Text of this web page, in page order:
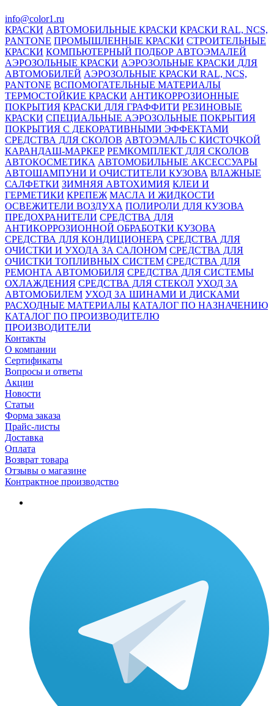
info@color1.ru
КРАСКИ АВТОМОБИЛЬНЫЕ КРАСКИ КРАСКИ RAL, NCS,
PANTONE ПРОМЫШЛЕННЫЕ КРАСКИ СТРОИТЕЛЬНЫЕ
КРАСКИ КОМПЬЮТЕРНЫЙ ПОДБОР АВТОЭМАЛЕЙ
АЭРОЗОЛЬНЫЕ КРАСКИ АЭРОЗОЛЬНЫЕ КРАСКИ ДЛЯ
АВТОМОБИЛЕЙ АЭРОЗОЛЬНЫЕ КРАСКИ RAL, NCS,
PANTONE ВСПОМОГАТЕЛЬНЫЕ МАТЕРИАЛЫ
ТЕРМОСТОЙКИЕ КРАСКИ АНТИКОРРОЗИОННЫЕ
ПОКРЫТИЯ КРАСКИ ДЛЯ ГРАФФИТИ РЕЗИНОВЫЕ
КРАСКИ СПЕЦИАЛЬНЫЕ АЭРОЗОЛЬНЫЕ ПОКРЫТИЯ
ПОКРЫТИЯ С ДЕКОРАТИВНЫМИ ЭФФЕКТАМИ
СРЕДСТВА ДЛЯ СКОЛОВ АВТОЭМАЛЬ С КИСТОЧКОЙ
КАРАНДАШ-МАРКЕР РЕМКОМПЛЕКТ ДЛЯ СКОЛОВ
АВТОКОСМЕТИКА АВТОМОБИЛЬНЫЕ АКСЕССУАРЫ
АВТОШАМПУНИ И ОЧИСТИТЕЛИ КУЗОВА ВЛАЖНЫЕ
САЛФЕТКИ ЗИМНЯЯ АВТОХИМИЯ КЛЕИ И
ГЕРМЕТИКИ КРЕПЕЖ МАСЛА И ЖИДКОСТИ
ОСВЕЖИТЕЛИ ВОЗДУХА ПОЛИРОЛИ ДЛЯ КУЗОВА
ПРЕДОХРАНИТЕЛИ СРЕДСТВА ДЛЯ
АНТИКОРРОЗИОННОЙ ОБРАБОТКИ КУЗОВА
СРЕДСТВА ДЛЯ КОНДИЦИОНЕРА СРЕДСТВА ДЛЯ
ОЧИСТКИ И УХОДА ЗА САЛОНОМ СРЕДСТВА ДЛЯ
ОЧИСТКИ ТОПЛИВНЫХ СИСТЕМ СРЕДСТВА ДЛЯ
РЕМОНТА АВТОМОБИЛЯ СРЕДСТВА ДЛЯ СИСТЕМЫ
ОХЛАЖДЕНИЯ СРЕДСТВА ДЛЯ СТЕКОЛ УХОД ЗА
АВТОМОБИЛЕМ УХОД ЗА ШИНАМИ И ДИСКАМИ
РАСХОДНЫЕ МАТЕРИАЛЫ КАТАЛОГ ПО НАЗНАЧЕНИЮ
КАТАЛОГ ПО ПРОИЗВОДИТЕЛЮ
ПРОИЗВОДИТЕЛИ
Контакты
О компании
Сертификаты
Вопросы и ответы
Акции
Новости
Статьи
Форма заказа
Прайс-листы
Доставка
Оплата
Возврат товара
Отзывы о магазине
Контрактное производство